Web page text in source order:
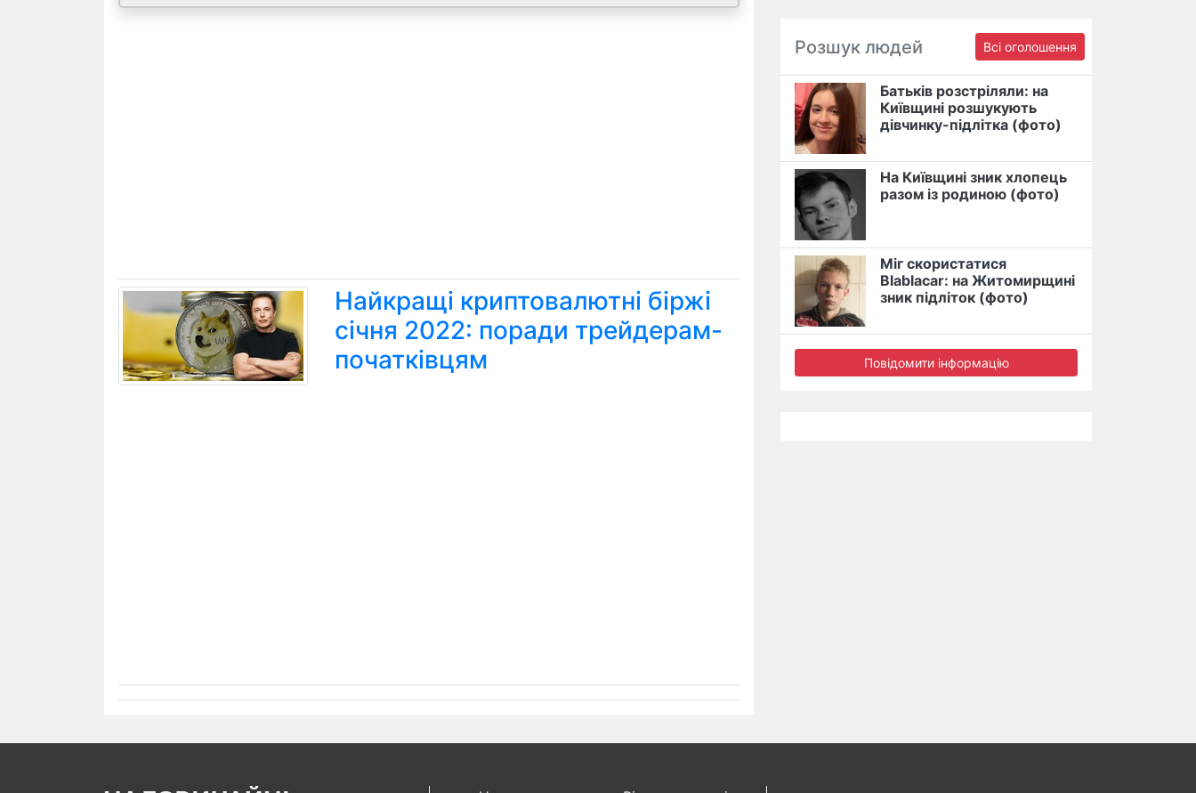
Найкращі криптовалютні біржі
січня 2022: поради трейдерам-
початківцям
Розшук людей Всі оголошення
Батьків розстріляли: на
Київщині розшукують
дівчинку-підлітка (фото)
На Київщині зник хлопець
разом із родиною (фото)
Міг скористатися
Blablacar: на Житомирщині
зник підліток (фото)
Повідомити інформацію